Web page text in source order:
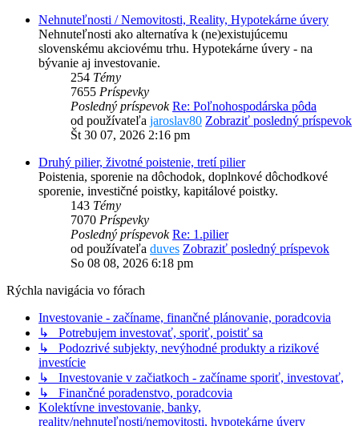
Nehnuteľnosti / Nemovitosti, Reality, Hypotekárne úvery
Nehnuteľnosti ako alternatíva k (ne)existujúcemu
slovenskému akciovému trhu. Hypotekárne úvery - na
bývanie aj investovanie.
254 Témy
7655 Príspevky
Posledný príspevok Re: Poľnohospodárska pôda
od používateľa jaroslav80 Zobraziť posledný príspevok
Št 30 07, 2026 2:16 pm
Druhý pilier, životné poistenie, tretí pilier
Poistenia, sporenie na dôchodok, doplnkové dôchodkové
sporenie, investičné poistky, kapitálové poistky.
143 Témy
7070 Príspevky
Posledný príspevok Re: 1.pilier
od používateľa duves Zobraziť posledný príspevok
So 08 08, 2026 6:18 pm
Rýchla navigácia vo fórach
Investovanie - začíname, finančné plánovanie, poradcovia
↳ Potrebujem investovať, sporiť, poistiť sa
↳ Podozrivé subjekty, nevýhodné produkty a rizikové
investície
↳ Investovanie v začiatkoch - začíname sporiť, investovať,
↳ Finančné poradenstvo, poradcovia
Kolektívne investovanie, banky,
reality/nehnuteľnosti/nemovitosti, hypotekárne úvery